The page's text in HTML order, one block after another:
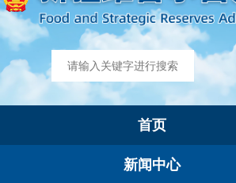
首页
新闻中心